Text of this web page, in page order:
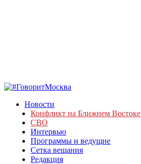
Новости
Конфликт на Ближнем Востоке
СВО
Интервью
Программы и ведущие
Сетка вещания
Редакция